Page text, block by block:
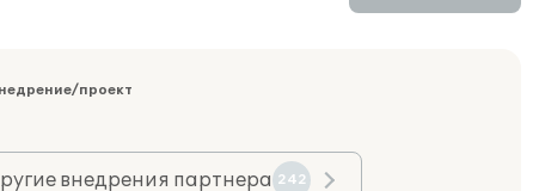
проект
внедрения партнера 242